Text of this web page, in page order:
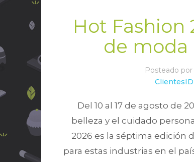
Hot Fashion
de moda
Posteado por
ClientesID
Del 10 al 17 de agosto de
belleza y el cuidado
2026 es la séptima edición
para estas industrias en el